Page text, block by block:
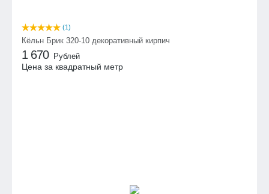
(1)
Кёльн Брик 320-10 декоративный кирпич
1 670 Рублей
Цена за квадратный метр